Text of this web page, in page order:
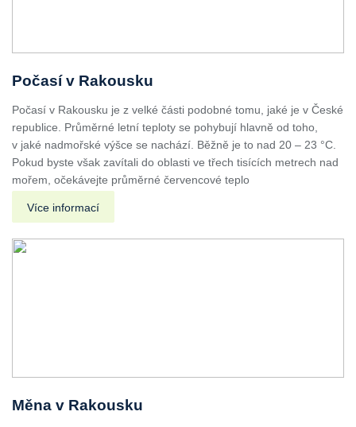
Počasí v Rakousku
Počasí v Rakousku je z velké části podobné tomu, jaké je v České
republice. Průměrné letní teploty se pohybují hlavně od toho,
v jaké nadmořské výšce se nachází. Běžně je to nad 20 – 23 °C.
Pokud byste však zavítali do oblasti ve třech tisících metrech nad
mořem, očekávejte průměrné červencové teplo
Více informací
Měna v Rakousku